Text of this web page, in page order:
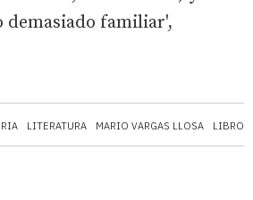
LITERATURA MARIO VARGAS LLOSA LIBROS
demasiado familiar',